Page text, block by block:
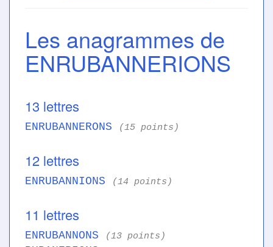
Les anagrammes de
ENRUBANNERIONS
13 lettres
ENRUBANNERONS (15 points)
12 lettres
ENRUBANNIONS (14 points)
11 lettres
ENRUBANNONS (13 points)